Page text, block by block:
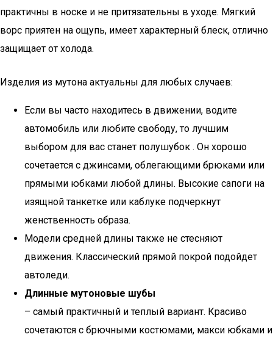
практичны в носке и не притязательны в уходе. Мягкий
ворс приятен на ощупь, имеет характерный блеск, отлично
защищает от холода.
Изделия из мутона актуальны для любых случаев:
Если вы часто находитесь в движении, водите
автомобиль или любите свободу, то лучшим
выбором для вас станет полушубок . Он хорошо
сочетается с джинсами, облегающими брюками или
прямыми юбками любой длины. Высокие сапоги на
изящной танкетке или каблуке подчеркнут
женственность образа.
Модели средней длины также не стесняют
движения. Классический прямой покрой подойдет
автоледи.
Длинные мутоновые шубы
– самый практичный и теплый вариант. Красиво
сочетаются с брючными костюмами, макси юбками и